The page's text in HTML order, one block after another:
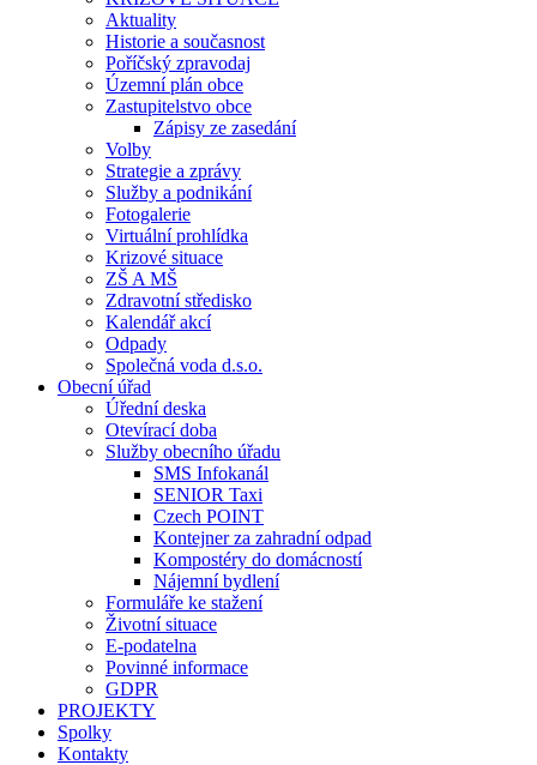
Aktuality
Historie a současnost
Poříčský zpravodaj
Územní plán obce
Zastupitelstvo obce
Zápisy ze zasedání
Volby
Strategie a zprávy
Služby a podnikání
Fotogalerie
Virtuální prohlídka
Krizové situace
ZŠ A MŠ
Zdravotní středisko
Kalendář akcí
Odpady
Společná voda d.s.o.
Obecní úřad
Úřední deska
Otevírací doba
Služby obecního úřadu
SMS Infokanál
SENIOR Taxi
Czech POINT
Kontejner za zahradní odpad
Kompostéry do domácností
Nájemní bydlení
Formuláře ke stažení
Životní situace
E-podatelna
Povinné informace
GDPR
PROJEKTY
Spolky
Kontakty